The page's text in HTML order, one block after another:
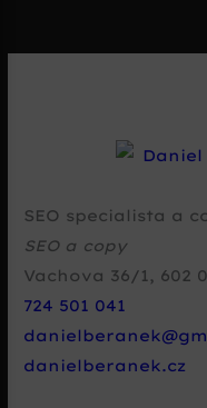
SEO specialista a
SEO a copy
Vachova 36/1 , 602
724 501 041
danielberanek.cz